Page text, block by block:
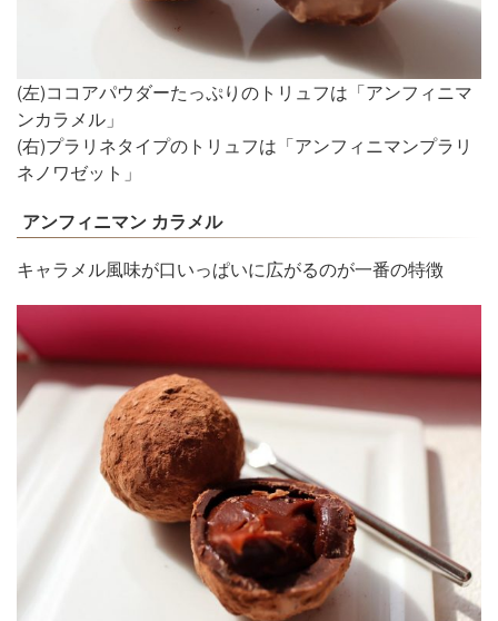
(左)ココアパウダーたっぷりのトリュフは「アンフィニマ
ンカラメル」
(右)プラリネタイプのトリュフは「アンフィニマンプラリ
ネノワゼット」
アンフィニマン カラメル
キャラメル風味が口いっぱいに広がるのが一番の特徴